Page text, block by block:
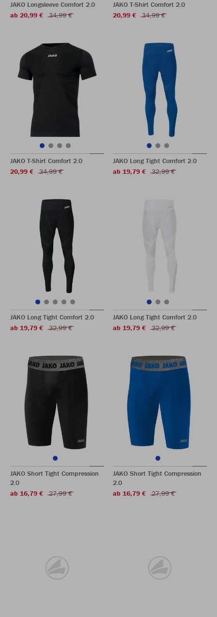
JAKO Longsleeve Comfort 2.0
ab 20,99 €
34,99 €
JAKO T-Shirt Comfort 2.0
20,99 €
34,99 €
JAKO T-Shirt Comfort 2.0
20,99 €
34,99 €
JAKO Long Tight Comfort 2.0
ab 19,79 €
32,99 €
JAKO Long Tight Comfort 2.0
ab 19,79 €
32,99 €
JAKO Long Tight Comfort 2.0
ab 19,79 €
32,99 €
JAKO Short Tight Compression
2.0
ab 16,79 €
27,99 €
JAKO Short Tight Compression
2.0
ab 16,79 €
27,99 €